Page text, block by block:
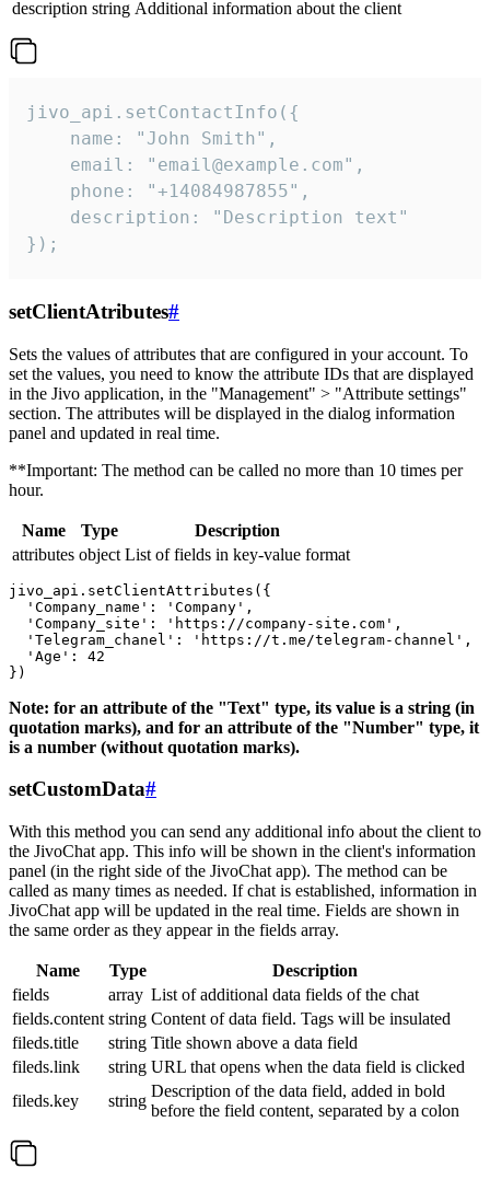
description string Additional information about the client
jivo_api.setContactInfo({
    name: "John Smith",
    email: "email@example.com",
    phone: "+14084987855",
    description: "Description text"
});
setClientAtributes#
Sets the values ​​of attributes that are configured in your account. To
set the values, you need to know the attribute IDs that are displayed
in the Jivo application, in the "Management" > "Attribute settings"
section. The attributes will be displayed in the dialog information
panel and updated in real time.
**Important: The method can be called no more than 10 times per
hour.
Name Type
Description
attributes object List of fields in key-value format
jivo_api.setClientAttributes({
  'Company_name': 'Company',
  'Company_site': 'https://company-site.com',
  'Telegram_chanel': 'https://t.me/telegram-channel',
  'Age': 42
Note: for an attribute of the "Text" type, its value is a string (in
quotation marks), and for an attribute of the "Number" type, it
is a number (without quotation marks).
setCustomData#
With this method you can send any additional info about the client to
the JivoChat app. This info will be shown in the client's information
panel (in the right side of the JivoChat app). The method can be
called as many times as needed. If chat is established, information in
JivoChat app will be updated in the real time. Fields are shown in
the same order as they appear in the fields array.
Name Type
Description
fields
array List of additional data fields of the chat
fields.content string Content of data field. Tags will be insulated
fileds.title
string Title shown above a data field
fileds.link
string URL that opens when the data field is clicked
fileds.key
string
Description of the data field, added in bold
before the field content, separated by a colon